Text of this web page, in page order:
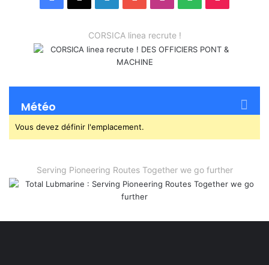
CORSICA linea recrute !
Météo
Vous devez définir l'emplacement.
Serving Pioneering Routes Together we go further